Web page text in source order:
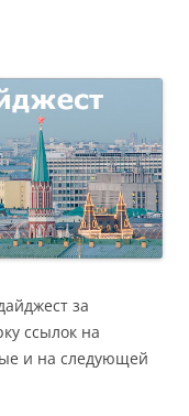
за
ссылок на
и на следующей